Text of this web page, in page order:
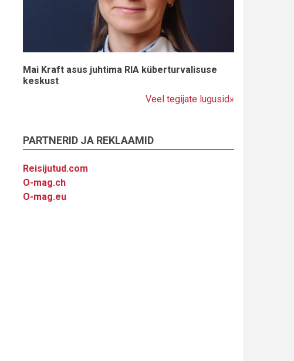
Mai Kraft asus juhtima RIA küberturvalisuse
keskust
Veel tegijate lugusid»
PARTNERID JA REKLAAMID
Reisijutud.com
O-mag.ch
O-mag.eu